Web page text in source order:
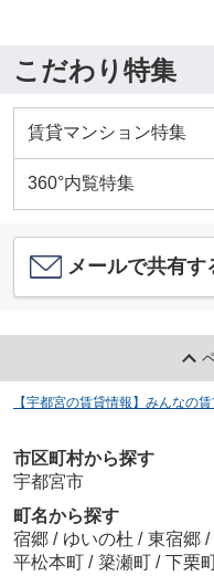
こだわり特集
賃貸マンション特集
360°内覧特集
メールで共有す
【宇都宮の賃貸情報】みんなの
市区町村から探す
宇都宮市
町名から探す
宿郷 / ゆいの杜 / 東宿郷 /
平松本町 / 簗瀬町 / 下栗